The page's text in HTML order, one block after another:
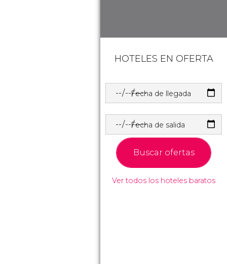
HOTELES EN OFERTA
Fecha de llegada
Fecha de salida
Buscar ofertas
Ver todos los hoteles baratos